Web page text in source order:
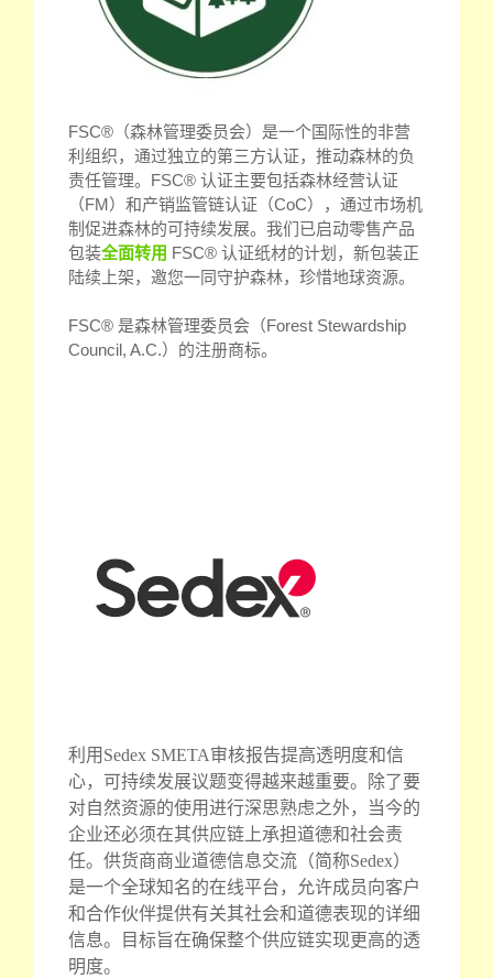
FSC®（森林管理委员会）是一个国际性的非营
利组织，通过独立的第三方认证，推动森林的负
责任管理。FSC® 认证主要包括森林经营认证
（FM）和产销监管链认证（CoC），通过市场机
制促进森林的可持续发展。我们已启动零售产品
包装全面转用 FSC® 认证纸材的计划，新包装正
陆续上架，邀您一同守护森林，珍惜地球资源。
FSC® 是森林管理委员会（Forest Stewardship
Council, A.C.）的注册商标。
利用Sedex SMETA审核报告提高透明度和信
心，可持续发展议题变得越来越重要。除了要
对自然资源的使用进行深思熟虑之外，当今的
企业还必须在其供应链上承担道德和社会责
任。供货商商业道德信息交流（简称Sedex）
是一个全球知名的在线平台，允许成员向客户
和合作伙伴提供有关其社会和道德表现的详细
信息。目标旨在确保整个供应链实现更高的透
明度。